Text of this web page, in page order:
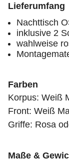
Lieferumfang
Nachttisch
inklusive 2
wahlweise
Farben
Korpus: Weiß
Front: Weiß
Griffe: Rosa
Maße &